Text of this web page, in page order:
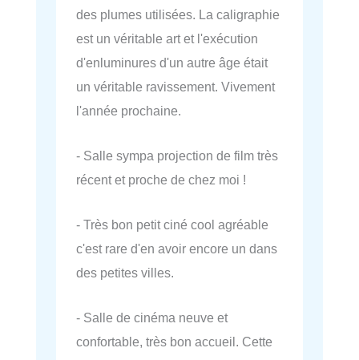
des plumes utilisées. La caligraphie
est un véritable art et l'exécution
d'enluminures d'un autre âge était
un véritable ravissement. Vivement
l'année prochaine.
- Salle sympa projection de film très
récent et proche de chez moi !
- Très bon petit ciné cool agréable
c'est rare d'en avoir encore un dans
des petites villes.
- Salle de cinéma neuve et
confortable, très bon accueil. Cette